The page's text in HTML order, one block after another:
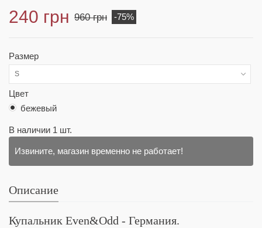
240 грн 960 грн -75%
Размер
S
Цвет
бежевый
В наличии 1 шт.
Извините, магазин временно не работает!
Описание
Купальник Even&Odd - Германия.